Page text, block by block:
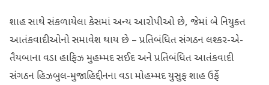
શાહ સાથે સંકળાયેલા કેસમાં અન્ય આરોપીઓ છે, જેમાં બે નિયુક્ત
આતંકવાદીઓનો સમાવેશ થાય છે – પ્રતિબંધિત સંગઠન લશ્કર-એ-
તૈયબાના વડા હાફિઝ મુહમ્મદ સઈદ અને પ્રતિબંધિત આતંકવાદી
સંગઠન હિઝબુલ-મુજાહિદ્દીનના વડા મોહમ્મદ યુસુફ શાહ ઉર્ફે